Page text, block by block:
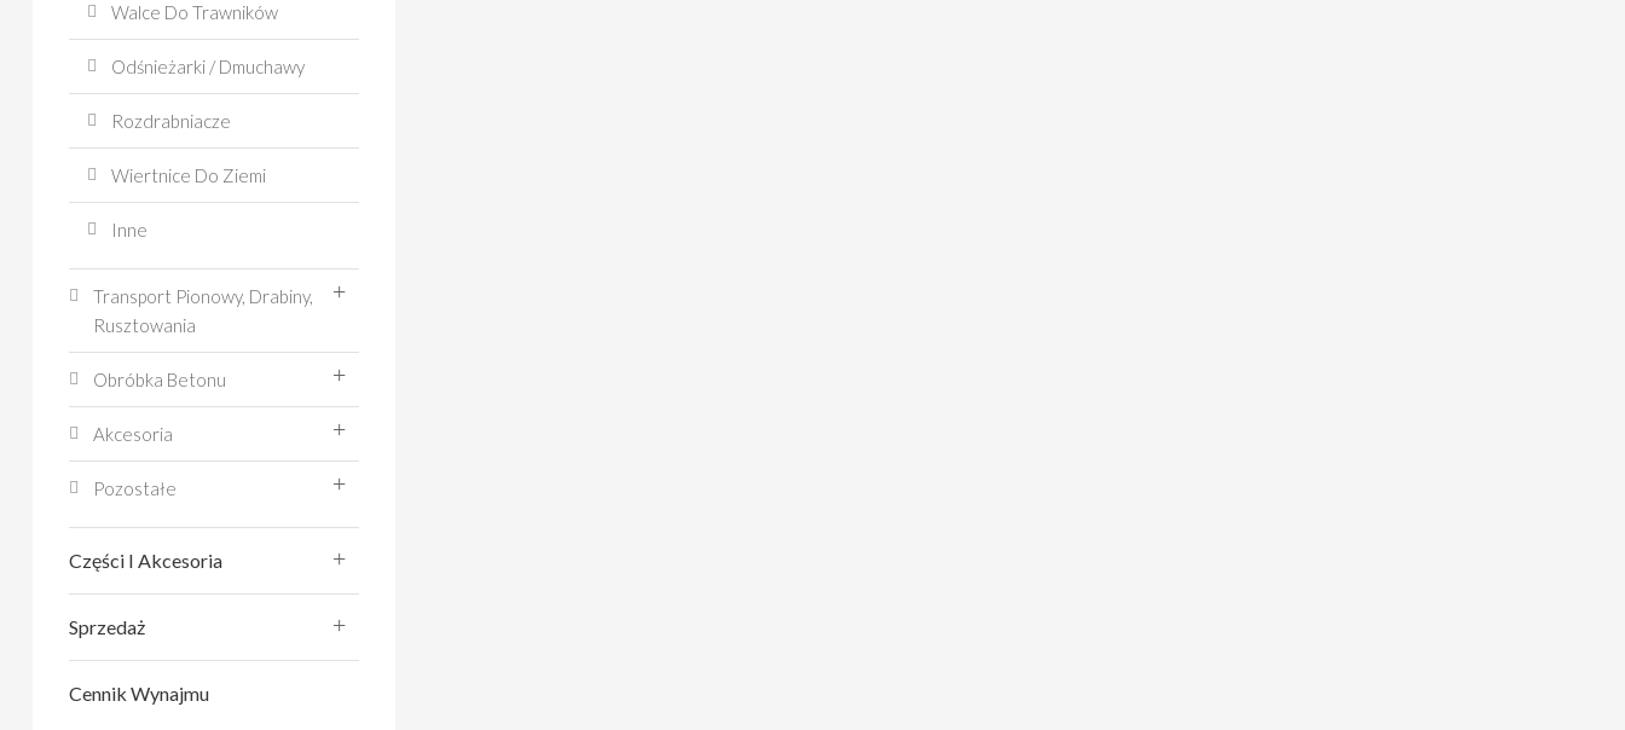
Walce Do Trawników
Odśnieżarki / Dmuchawy
Rozdrabniacze
Wiertnice Do Ziemi
Inne
Transport Pionowy, Drabiny,
Rusztowania
Obróbka Betonu
Akcesoria
Pozostałe
Części I Akcesoria
Sprzedaż
Cennik Wynajmu